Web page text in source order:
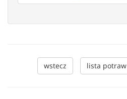
wstecz lista potraw